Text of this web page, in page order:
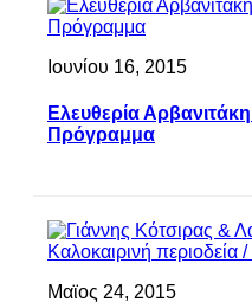
Ιουνίου 16, 2015
Ελευθερία
Πρόγραμμα
Μαϊος 24, 2015